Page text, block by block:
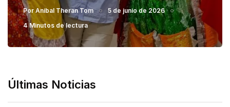
PorAnibal Theran Tom
5 de junio de 2026
4 Minutos de lectura
Últimas Noticias